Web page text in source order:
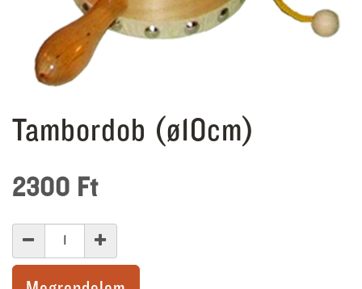
Tambordob (ø10cm)
2300 Ft